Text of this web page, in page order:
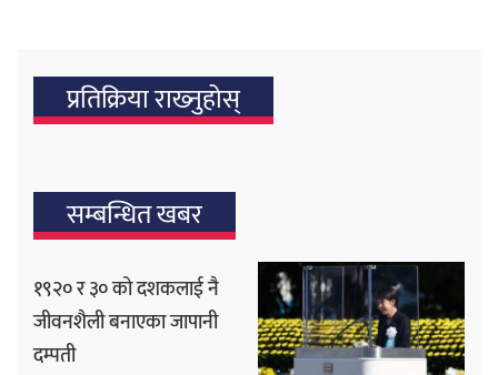
प्रतिक्रिया राख्‍नुहोस्
सम्बन्धित खबर
१९२० र ३० को दशकलाई नै
जीवनशैली बनाएका जापानी
दम्पती